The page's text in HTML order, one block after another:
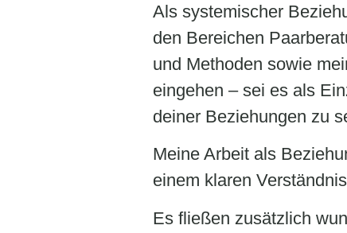
Als systemischer
den Bereichen
und Methoden sowie
eingehen – sei es als
deiner Beziehungen zu
Meine Arbeit als
einem klaren
Es fließen zusätzlich